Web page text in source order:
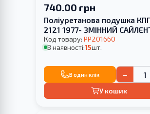
740.00 грн
Поліуретанова подушка
2121 1977- ЗМІННИЙ
Код товару: PP201660
В наявності:15шт.
В один клік −
У кошик